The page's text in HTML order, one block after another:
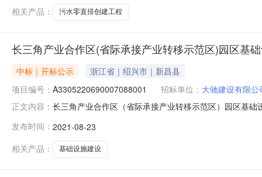
相关产品：
污水零直排创建工程
长三角产业合作区(省际承接产业转移示范区)园区基
中标｜开标公示
浙江省｜绍兴市｜新昌县
项目编号： A3305220690007088001 招标单位： 大驰建设有限公
正文内容： 长三角产业合作区（省际承接产业转移示范区）园区基
工期:120保证金金额:5.0;投标人名称:湖州万华管道工程
发布时间： 2021-08-23
相关产品：
基础设施建设